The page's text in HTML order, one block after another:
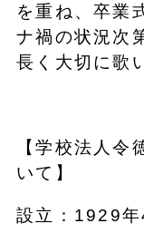
を重ね、卒業
ナ禍の状況次
長く大切に歌
【​​学校法人令
いて】
設立：1929年